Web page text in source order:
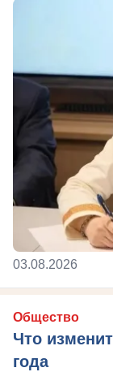
03.08.2026
Общество
Что
года